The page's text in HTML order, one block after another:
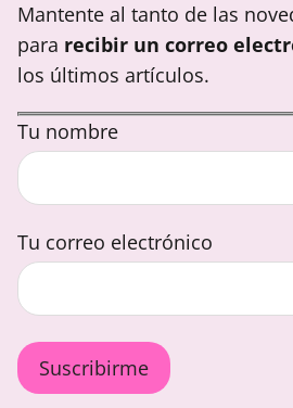
Mantente al tanto de las
para recibir un correo
los últimos artículos.
Tu nombre
Tu correo electrónico